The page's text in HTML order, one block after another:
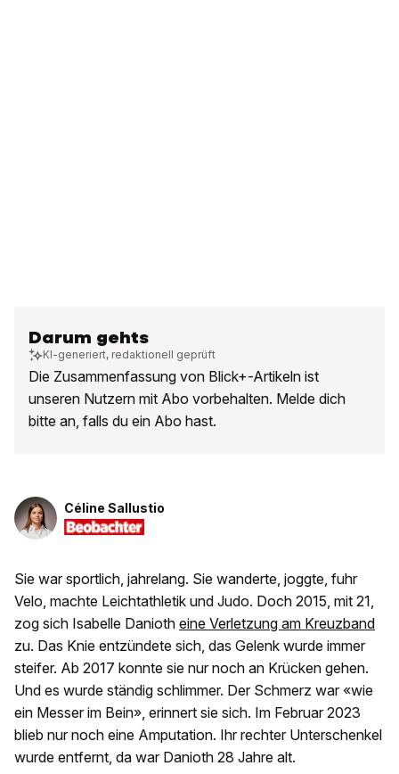
Darum gehts
KI-generiert, redaktionell geprüft
Die Zusammenfassung von Blick+-Artikeln ist
unseren Nutzern mit Abo vorbehalten. Melde dich
bitte an, falls du ein Abo hast.
Céline Sallustio
Sie war sportlich, jahrelang. Sie wanderte, joggte, fuhr
Velo, machte Leichtathletik und Judo. Doch 2015, mit 21,
zog sich Isabelle Danioth eine Verletzung am Kreuzband
zu. Das Knie entzündete sich, das Gelenk wurde immer
steifer. Ab 2017 konnte sie nur noch an Krücken gehen.
Und es wurde ständig schlimmer. Der Schmerz war «wie
ein Messer im Bein», erinnert sie sich. Im Februar 2023
blieb nur noch eine Amputation. Ihr rechter Unterschenkel
wurde entfernt, da war Danioth 28 Jahre alt.